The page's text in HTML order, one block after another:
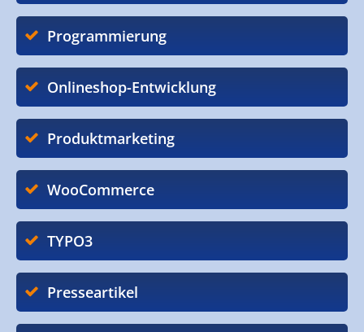
Programmierung
Onlineshop-Entwicklung
Produktmarketing
WooCommerce
TYPO3
Presseartikel